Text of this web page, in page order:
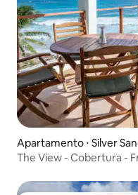
Apartamento ⋅ Silver
The View - Cobertura -